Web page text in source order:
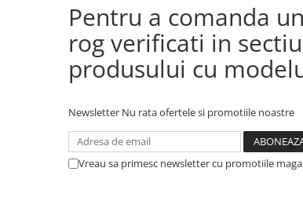
Pentru a comanda
rog verificati in
produsului cu
Newsletter Nu rata ofertele si promotiile noastre
Vreau sa primesc newsletter cu promotiile